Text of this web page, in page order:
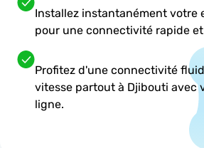
Installez instantanément votre
pour une connectivité rapide
Profitez d'une connectivité
vitesse partout à Djibouti avec
ligne.